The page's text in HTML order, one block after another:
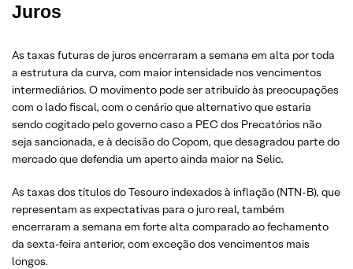
Juros
As taxas futuras de juros encerraram a semana em alta por toda
a estrutura da curva, com maior intensidade nos vencimentos
intermediários. O movimento pode ser atribuído às preocupações
com o lado fiscal, com o cenário que alternativo que estaria
sendo cogitado pelo governo caso a PEC dos Precatórios não
seja sancionada, e à decisão do Copom, que desagradou parte do
mercado que defendia um aperto ainda maior na Selic.
As taxas dos títulos do Tesouro indexados à inflação (NTN-B), que
representam as expectativas para o juro real, também
encerraram a semana em forte alta comparado ao fechamento
da sexta-feira anterior, com exceção dos vencimentos mais
longos.